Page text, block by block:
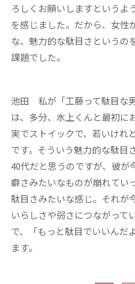
ろしくお願いしますというよ
を感じました。だから、女性
な、魅力的な駄目さというの
課題でした。
池田 私が「工藤って駄目な
は、多分、水上くんと最初に
実でストイックで、若いけれ
です。そういう魅力的な駄目
40代だと思うのですが、彼が
癖さみたいなものが崩れてい
駄目さみたいな感じ。それが
いらしさや弱さにつながって
で、「もっと駄目でいいんだ
ます。